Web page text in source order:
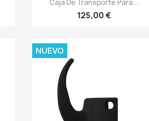
Caja De Transporte Para...
125,00 €
NUEVO